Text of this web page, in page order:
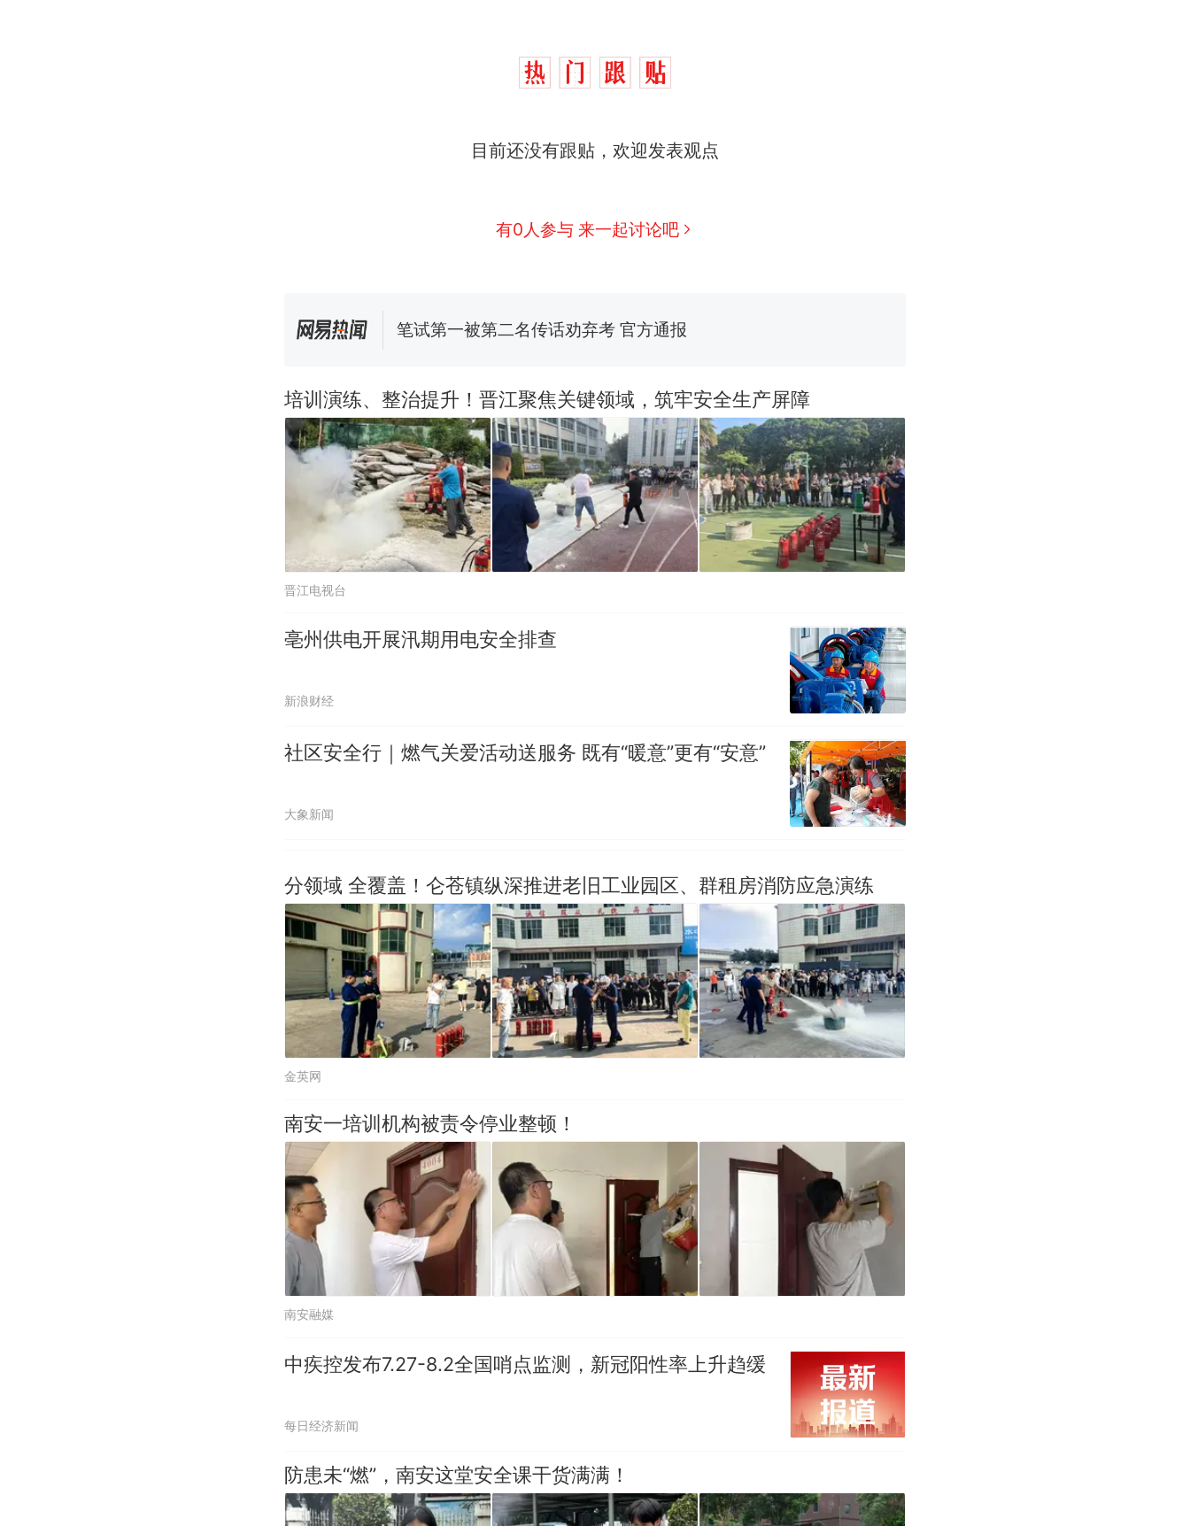
目前还没有跟贴，欢迎发表观点
有0人参与 来一起讨论吧
费大厨“全国小炒肉大王”称号，仅凭视频评出？中国烹饪协会回
笔试第一被第二名传话劝弃考 官方通报
招聘，成立调查组全面核查
台风"白海豚"中心附近最大风力已达15级 最新研判
热 那个在床头放菜刀的女孩，因老师一句“跟我回家”改写了人生
培训演练、整治提升！晋江聚焦关键领域，筑牢安全生产屏障
晋江电视台
亳州供电开展汛期用电安全排查
新浪财经
社区安全行｜燃气关爱活动送服务 既有“暖意”更有“安意”
大象新闻
分领域 全覆盖！仑苍镇纵深推进老旧工业园区、群租房消防应急演练
金英网
南安一培训机构被责令停业整顿！
南安融媒
中疾控发布7.27-8.2全国哨点监测，新冠阳性率上升趋缓
每日经济新闻
防患未“燃”，南安这堂安全课干货满满！